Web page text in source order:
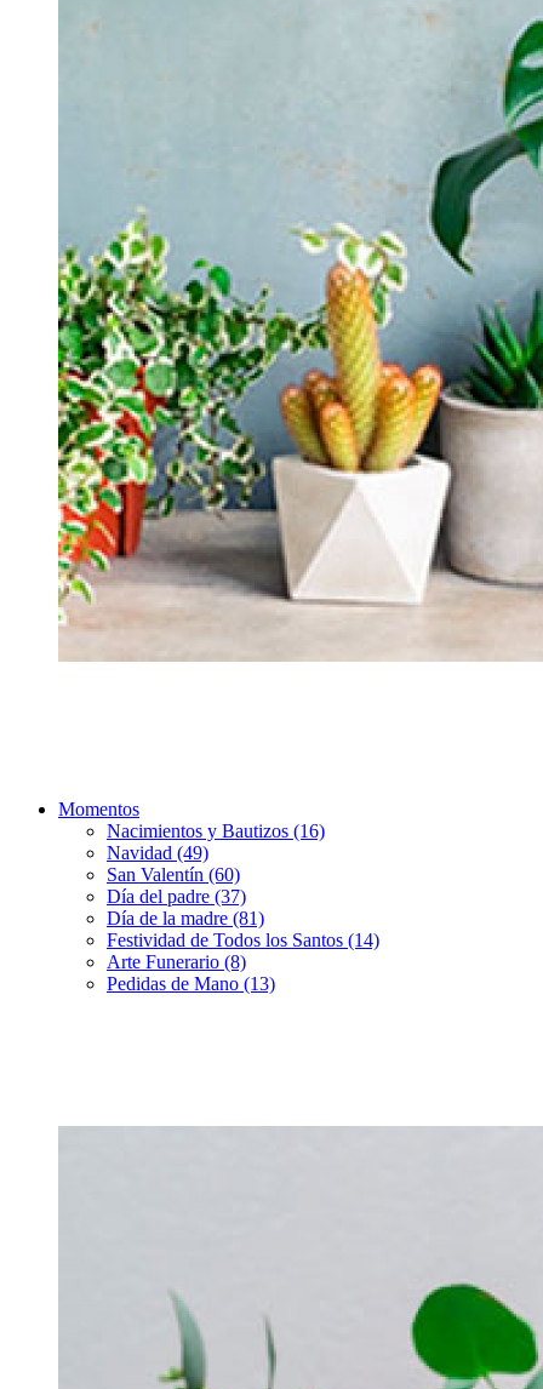
Momentos
Nacimientos y Bautizos (16)
Navidad (49)
San Valentín (60)
Día del padre (37)
Día de la madre (81)
Festividad de Todos los Santos (14)
Arte Funerario (8)
Pedidas de Mano (13)